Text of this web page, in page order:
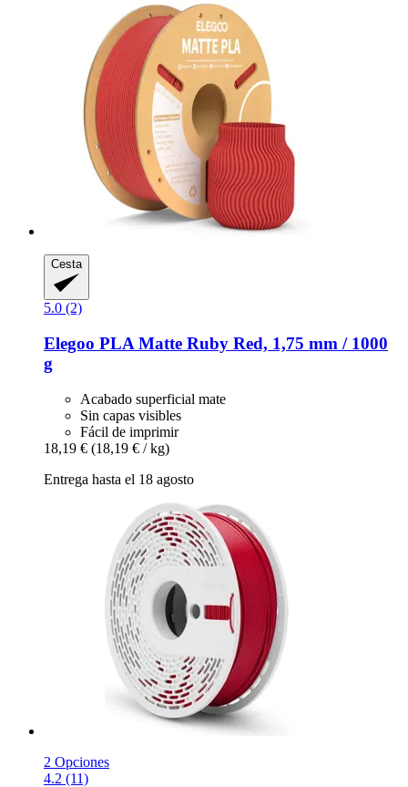
Cesta
5.0 (2)
Elegoo PLA Matte Ruby Red, 1,75 mm / 1000
g
Acabado superficial mate
Sin capas visibles
Fácil de imprimir
18,19 € (18,19 € / kg)
Entrega hasta el 18 agosto
2 Opciones
4.2 (11)